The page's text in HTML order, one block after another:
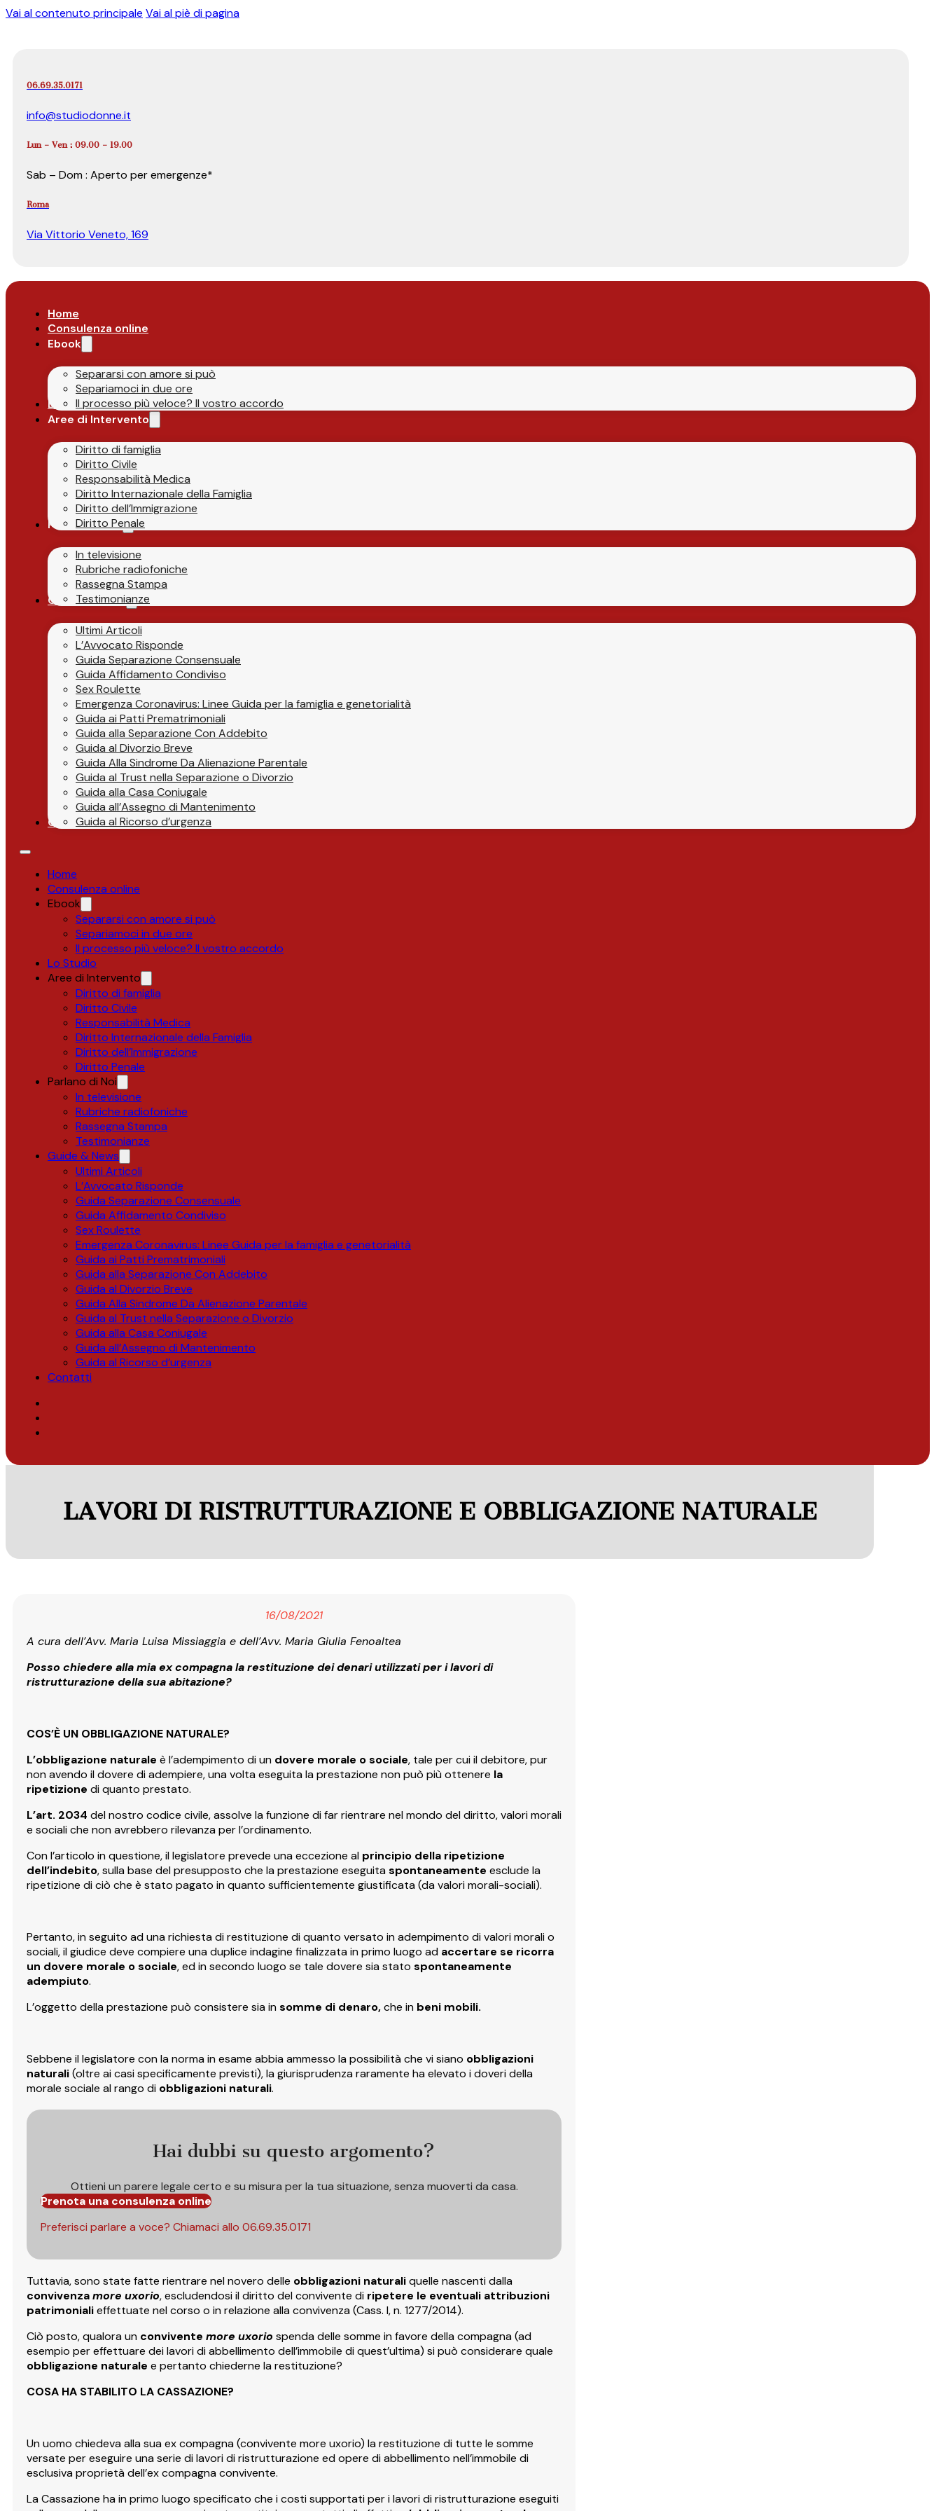
Vai al contenuto principale Vai al piè di pagina
06.69.35.0171
info@studiodonne.it
Lun – Ven : 09.00 – 19.00
Sab – Dom : Aperto per emergenze*
Roma
Via Vittorio Veneto, 169
Home
Consulenza online
Ebook
Separarsi con amore si può
Separiamoci in due ore
Il processo più veloce? Il vostro accordo
Lo Studio
Aree di Intervento
Diritto di famiglia
Diritto Civile
Responsabilità Medica
Diritto Internazionale della Famiglia
Diritto dell’Immigrazione
Diritto Penale
Parlano di Noi
In televisione
Rubriche radiofoniche
Rassegna Stampa
Testimonianze
Guide & News
Ultimi Articoli
L’Avvocato Risponde
Guida Separazione Consensuale
Guida Affidamento Condiviso
Sex Roulette
Emergenza Coronavirus: Linee Guida per la famiglia e genetorialità
Guida ai Patti Prematrimoniali
Guida alla Separazione Con Addebito
Guida al Divorzio Breve
Guida Alla Sindrome Da Alienazione Parentale
Guida al Trust nella Separazione o Divorzio
Guida alla Casa Coniugale
Guida all’Assegno di Mantenimento
Guida al Ricorso d’urgenza
Contatti
Home
Consulenza online
Ebook
Separarsi con amore si può
Separiamoci in due ore
Il processo più veloce? Il vostro accordo
Lo Studio
Aree di Intervento
Diritto di famiglia
Diritto Civile
Responsabilità Medica
Diritto Internazionale della Famiglia
Diritto dell’Immigrazione
Diritto Penale
Parlano di Noi
In televisione
Rubriche radiofoniche
Rassegna Stampa
Testimonianze
Guide & News
Ultimi Articoli
L’Avvocato Risponde
Guida Separazione Consensuale
Guida Affidamento Condiviso
Sex Roulette
Emergenza Coronavirus: Linee Guida per la famiglia e genetorialità
Guida ai Patti Prematrimoniali
Guida alla Separazione Con Addebito
Guida al Divorzio Breve
Guida Alla Sindrome Da Alienazione Parentale
Guida al Trust nella Separazione o Divorzio
Guida alla Casa Coniugale
Guida all’Assegno di Mantenimento
Guida al Ricorso d’urgenza
Contatti
LAVORI DI RISTRUTTURAZIONE E OBBLIGAZIONE NATURALE
16/08/2021
A cura dell’Avv. Maria Luisa Missiaggia e dell’Avv. Maria Giulia Fenoaltea
Posso chiedere alla mia ex compagna la restituzione dei denari utilizzati per i lavori di
ristrutturazione della sua abitazione?
COS’È UN OBBLIGAZIONE NATURALE?
L’obbligazione naturale è l’adempimento di un dovere morale o sociale, tale per cui il debitore, pur
non avendo il dovere di adempiere, una volta eseguita la prestazione non può più ottenere la
ripetizione di quanto prestato.
L’art. 2034 del nostro codice civile, assolve la funzione di far rientrare nel mondo del diritto, valori morali
e sociali che non avrebbero rilevanza per l’ordinamento.
Con l’articolo in questione, il legislatore prevede una eccezione al principio della ripetizione
dell’indebito, sulla base del presupposto che la prestazione eseguitaspontaneamente esclude la
ripetizione di ciò che è stato pagato in quanto sufficientemente giustificata (da valori morali-sociali).
Pertanto, in seguito ad una richiesta di restituzione di quanto versato in adempimento di valori morali o
sociali, il giudice deve compiere una duplice indagine finalizzata in primo luogo ad accertare se ricorra
un dovere morale o sociale, ed in secondo luogo se tale dovere sia stato spontaneamente
adempiuto.
L’oggetto della prestazione può consistere sia insomme di denaro,che in beni mobili.
Sebbene il legislatore con la norma in esame abbia ammesso la possibilità che vi siano obbligazioni
naturali(oltre ai casi specificamente previsti), la giurisprudenza raramente ha elevato i doveri della
morale sociale al rango di obbligazioni naturali.
Hai dubbi su questo argomento?
Ottieni un parere legale certo e su misura per la tua situazione, senza muoverti da casa.
Prenota una consulenza online
Preferisci parlare a voce? Chiamaci allo 06.69.35.0171
Tuttavia, sono state fatte rientrare nel novero delle obbligazioni naturaliquelle nascenti dalla
convivenzamore uxorio, escludendosi il diritto del convivente di ripetere le eventuali attribuzioni
patrimonialieffettuate nel corso o in relazione alla convivenza (Cass. I, n. 1277/2014).
Ciò posto, qualora un convivente more uxorio spenda delle somme in favore della compagna (ad
esempio per effettuare dei lavori di abbellimento dell’immobile di quest’ultima) si può considerare quale
obbligazione naturale e pertanto chiederne la restituzione?
COSA HA STABILITO LA CASSAZIONE?
Un uomo chiedeva alla sua ex compagna (convivente more uxorio) la restituzione di tutte le somme
versate per eseguire una serie di lavori di ristrutturazione ed opere di abbellimento nell’immobile di
esclusiva proprietà dell’ex compagna convivente.
La Cassazione ha in primo luogo specificato che i costi supportati per i lavori di ristrutturazione eseguiti